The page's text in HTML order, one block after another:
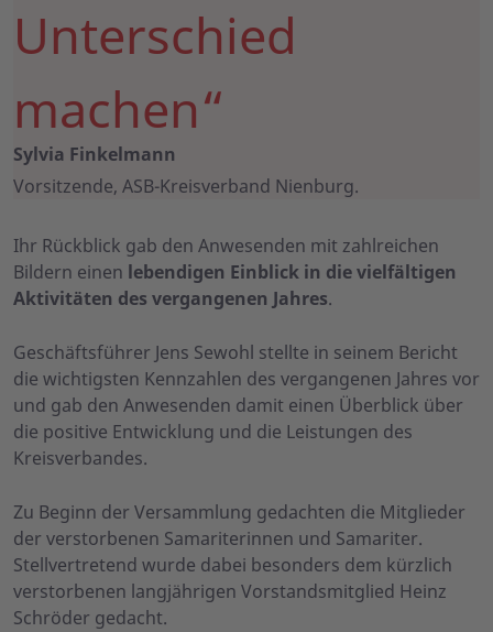
Unterschied
machen“
Sylvia Finkelmann
Vorsitzende, ASB-Kreisverband Nienburg.
Ihr Rückblick gab den Anwesenden mit zahlreichen
Bildern einen lebendigen Einblick in die vielfältigen
Aktivitäten des vergangenen Jahres.
Geschäftsführer Jens Sewohl stellte in seinem Bericht
die wichtigsten Kennzahlen des vergangenen Jahres vor
und gab den Anwesenden damit einen Überblick über
die positive Entwicklung und die Leistungen des
Kreisverbandes.
Zu Beginn der Versammlung gedachten die Mitglieder
der verstorbenen Samariterinnen und Samariter.
Stellvertretend wurde dabei besonders dem kürzlich
verstorbenen langjährigen Vorstandsmitglied Heinz
Schröder gedacht.